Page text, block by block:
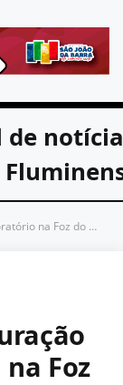
Foz do Amazonas
Foz